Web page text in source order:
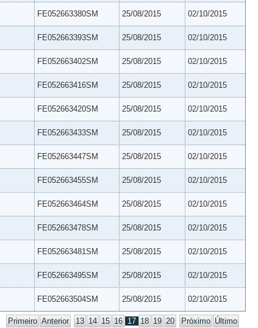
FE052663380SM 25/08/2015 02/10/2015
FE052663393SM 25/08/2015 02/10/2015
FE052663402SM 25/08/2015 02/10/2015
FE052663416SM 25/08/2015 02/10/2015
FE052663420SM 25/08/2015 02/10/2015
FE052663433SM 25/08/2015 02/10/2015
FE052663447SM 25/08/2015 02/10/2015
FE052663455SM 25/08/2015 02/10/2015
FE052663464SM 25/08/2015 02/10/2015
FE052663478SM 25/08/2015 02/10/2015
FE052663481SM 25/08/2015 02/10/2015
FE052663495SM 25/08/2015 02/10/2015
FE052663504SM 25/08/2015 02/10/2015
Primeiro Anterior 13 14 15 16 17 18 19 20 Próximo Último